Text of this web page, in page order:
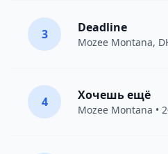
3 Deadline
Mozee Montana,
4 Хочешь ещё
Mozee Montana •